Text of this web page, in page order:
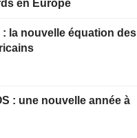
en Europe
: la nouvelle équation des
à